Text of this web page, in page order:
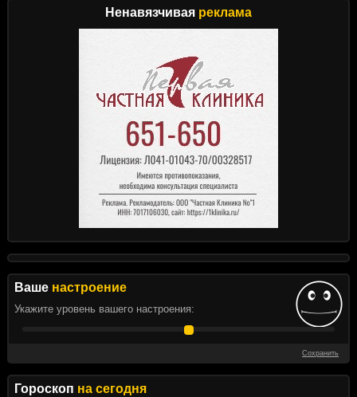
Ненавязчивая реклама
Ваше настроение
Укажите уровень вашего настроения:
Сохранить
Гороскоп на сегодня